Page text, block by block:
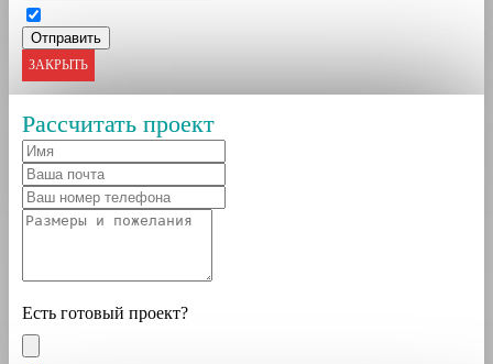
ЗАКРЫТЬ
Рассчитать проект
Есть готовый проект?